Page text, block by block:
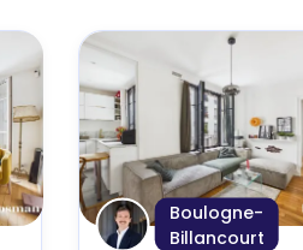
Boulogne-
Billancourt